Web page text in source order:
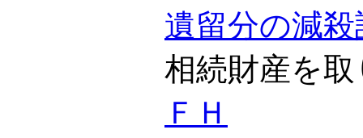
遺留分の減
相続財産を
ＦＨ